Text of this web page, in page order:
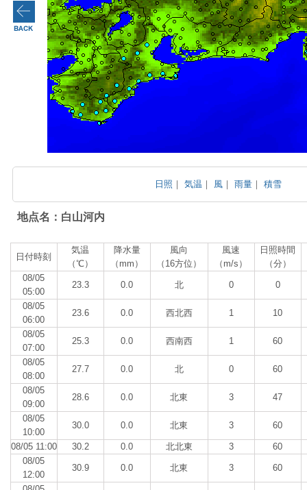
日照 ｜気温 ｜ 風 ｜雨量 ｜積雪
地点名：白山河内
日付時刻
気温
（℃）
降水量
（mm）
風向
（16方位）
風速
（m/s）
日照時間
（分）
08/05
05:00
23.3 0.0 北 0 0
08/05
06:00
23.6 0.0 西北西 1 10
08/05
07:00
25.3 0.0 西南西 1 60
08/05
08:00
27.7 0.0 北 0 60
08/05
09:00
28.6 0.0 北東 3 47
08/05
10:00
30.0 0.0 北東 3 60
08/05 11:00 30.2 0.0 北北東 3
60
08/05
12:00
30.9 0.0 北東 3 60